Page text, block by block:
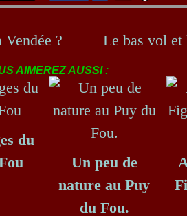
? Le bas vol
AIMEREZ AUSSI :
du
Un peu de
nature au Puy
du Fou.